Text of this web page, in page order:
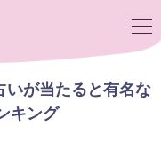
いが当たると有名な
キング